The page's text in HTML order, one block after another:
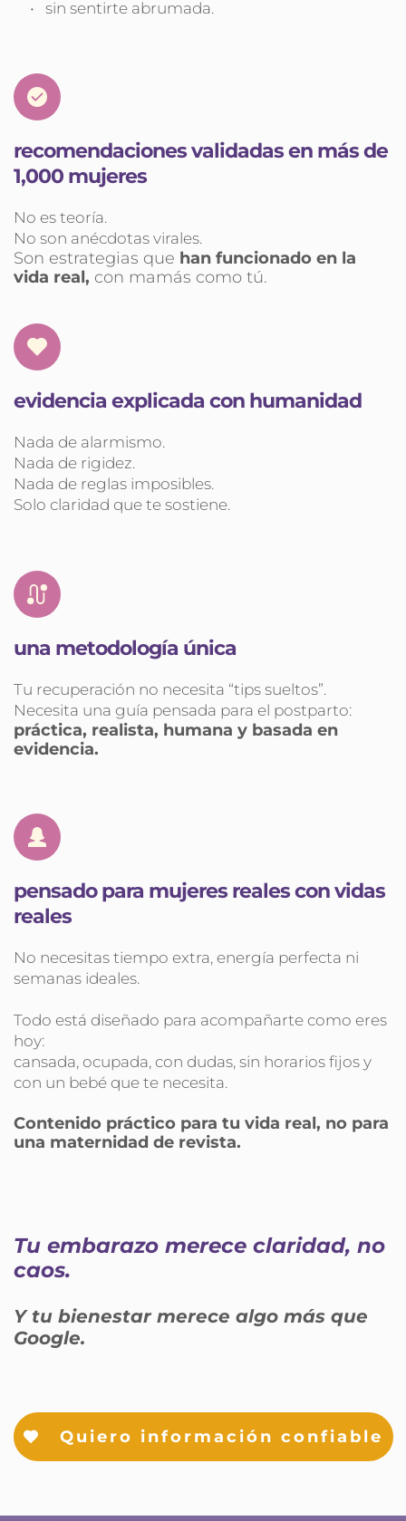
sin sentirte abrumada.
recomendaciones validadas en más de
1,000 mujeres
No es teoría.
No son anécdotas virales.
Son estrategias que han funcionado en la
vida real, con mamás como tú.
evidencia explicada con humanidad
Nada de alarmismo.
Nada de rigidez.
Nada de reglas imposibles.
Solo claridad que te sostiene.
una metodología única
Tu recuperación no necesita “tips sueltos”.
Necesita una guía pensada para el postparto:
práctica, realista, humana y basada en
evidencia.
pensado para mujeres reales con vidas
reales
No necesitas tiempo extra, energía perfecta ni
semanas ideales.
Todo está diseñado para acompañarte como eres
hoy:
cansada, ocupada, con dudas, sin horarios fijos y
con un bebé que te necesita.
Contenido práctico para tu vida real, no para
una maternidad de revista.
Tu embarazo merece claridad, no
caos.
Y tu bienestar merece algo más que
Google.
Quiero información confiable